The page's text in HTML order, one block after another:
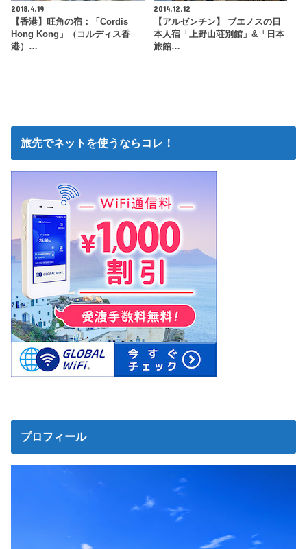
2018.4.19
【香港】旺角の宿：「Cordis
Hong Kong」（コルディス香
港）…
2014.12.12
【アルゼンチン】 ブエノスの日
本人宿「上野山荘別館」&「日本
旅館…
旅先でネットを使うならコレ！
プロフィール